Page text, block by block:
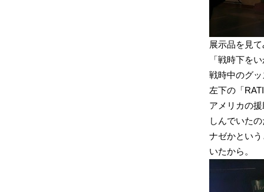
展示品を見
「戦時下を
戦時中のグ
左下の「
アメリカの
しんでいた
ナゼかとい
いたから。